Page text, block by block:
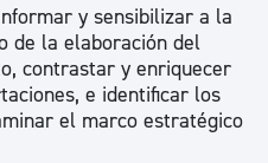
y sensibilizar a la
de la elaboración del
contrastar y enriquecer
e identificar los
el marco estratégico